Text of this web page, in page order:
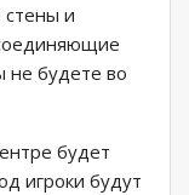
стены и
не будете во
будет
игроки будут